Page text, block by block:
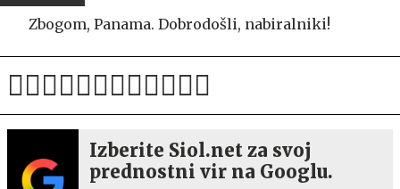
Zbogom, Panama. Dobrodošli, nabiralniki!
Izberite Siol.net za svoj
prednostni vir na Googlu.